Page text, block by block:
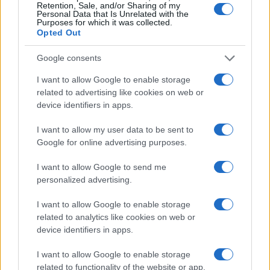
Retention, Sale, and/or Sharing of my
Personal Data that Is Unrelated with the
Purposes for which it was collected.
Opted Out
Google consents
I want to allow Google to enable storage
related to advertising like cookies on web or
device identifiers in apps.
I want to allow my user data to be sent to
Google for online advertising purposes.
I want to allow Google to send me
personalized advertising.
I want to allow Google to enable storage
related to analytics like cookies on web or
device identifiers in apps.
I want to allow Google to enable storage
related to functionality of the website or app.
4 – Meta copia TikTok e lancia Reels
Zuckerberg ha sottolineato quanto sia stato
formidabile TikTok come nemico. L’app
supportata dalla Cina è cresciuta fino a
raggiungere oltre un miliardo di utenti grazie ai
suoi brevi post video altamente condivisibili e
stranamente avvincenti.
Meta ha clonato TikTok con una funzione di
prodotto video chiamata Instagram Reels.
Il problema è che mentre Reels può attirare utenti,
non fa soldi in modo efficace come le altre
funzionalità di Instagram, come le storie e il feed
principale. Questo perché è più lento guadagnare